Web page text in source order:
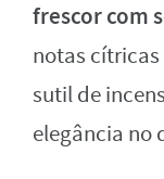
frescor com
notas
sutil de
elegância no